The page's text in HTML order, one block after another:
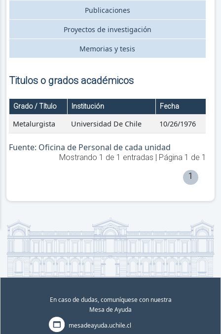
Publicaciones
Proyectos de investigación
Memorias y tesis
Titulos o grados académicos
Grado / Título Institución Fecha
Metalurgista Universidad De Chile 10/26/1976
Fuente: Oficina de Personal de cada unidad
Mostrando 1 de 1 entradas | Página 1 de 1
1
En caso de dudas, comuníquese con nuestra
Mesa de Ayuda
mesadeayuda.uchile.cl